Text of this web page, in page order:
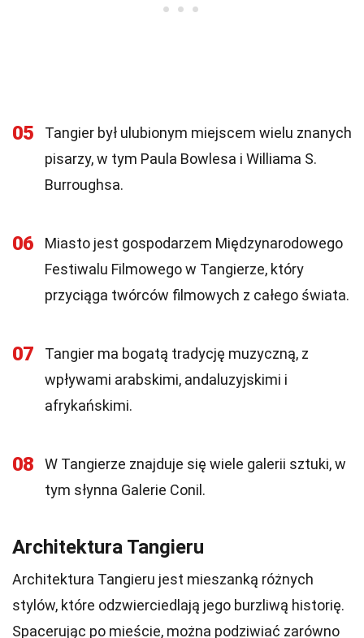
05
Tangier był ulubionym miejscem wielu znanych
pisarzy, w tym Paula Bowlesa i Williama S.
Burroughsa.
06
Miasto jest gospodarzem Międzynarodowego
Festiwalu Filmowego w Tangierze, który
przyciąga twórców filmowych z całego świata.
07
Tangier ma bogatą tradycję muzyczną, z
wpływami arabskimi, andaluzyjskimi i
afrykańskimi.
08
W Tangierze znajduje się wiele galerii sztuki, w
tym słynna Galerie Conil.
Architektura Tangieru
Architektura Tangieru jest mieszanką różnych
stylów, które odzwierciedlają jego burzliwą historię.
Spacerując po mieście, można podziwiać zarówno